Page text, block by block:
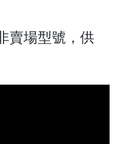
賣場型號，供